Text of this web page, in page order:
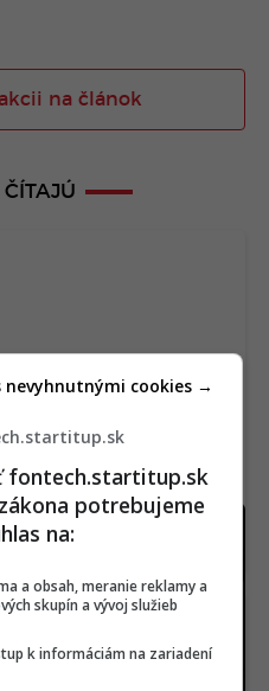
na článok
6 technologických
zachránili deň aj noc
fontech.startitup.sk
potrebujeme
na:
a obsah, meranie reklamy a
skupín a vývoj služieb
k informáciám na zariadení
nevyhnutnými cookies →